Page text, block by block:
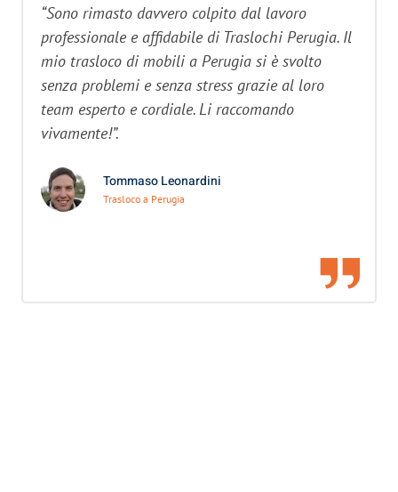
“Sono rimasto davvero colpito dal lavoro
professionale e affidabile di Traslochi Perugia. Il
mio trasloco di mobili a Perugia si è svolto
senza problemi e senza stress grazie al loro
team esperto e cordiale. Li raccomando
vivamente!”.
Tommaso Leonardini
Trasloco a Perugia